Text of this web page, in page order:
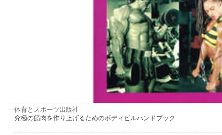
体育とスポーツ出版社
究極の筋肉を作り上げるためのボディビルハンドブック